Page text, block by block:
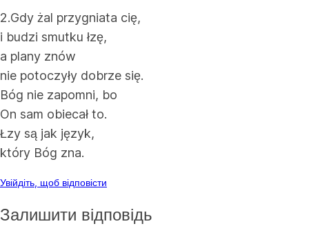
2.Gdy żal przygniata cię,
i budzi smutku łzę,
a plany znów
nie potoczyły dobrze się.
Bóg nie zapomni, bo
On sam obiecał to.
Łzy są jak język,
który Bóg zna.
Увійдіть, щоб відповісти
Залишити відповідь